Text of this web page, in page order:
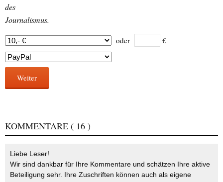
des
Journalismus.
oder €
Weiter
KOMMENTARE ( 16 )
Liebe Leser!
Wir sind dankbar für Ihre Kommentare und schätzen Ihre aktive
Beteiligung sehr. Ihre Zuschriften können auch als eigene